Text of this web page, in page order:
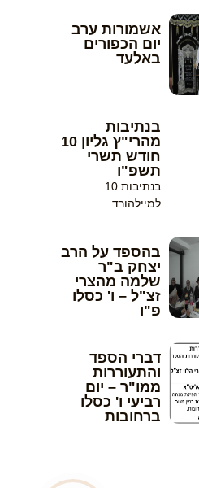
אשמורות ערב
יום הכפורים
באלעד
בנתיבות
מהרי"ץ גליון 10
חודש תשרי
תשפ"ו
בנתיבות 10
למיילהורד
בהספד על הרב
יצחק ב"ר
שלמה מהצרי
זצ"ל – ו' כסלו
פ"ו
דברי הספד
והתעוררות
ממו"ר – יום
רביעי ו' כסלו
ברחובות